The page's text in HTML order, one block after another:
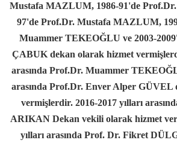
Mustafa MAZLUM, 1986-91'de
97'de Prof.Dr. Mustafa MAZLUM,
Muammer TEKEOĞLU ve 2003-
ÇABUK dekan olarak hizmet
arasında Prof.Dr. Muammer
arasında Prof.Dr. Enver Alper GÜVEL
vermişlerdir. 2016-2017 yılları
ARIKAN Dekan vekili olarak hizmet
yılları arasında Prof. Dr. Fikret